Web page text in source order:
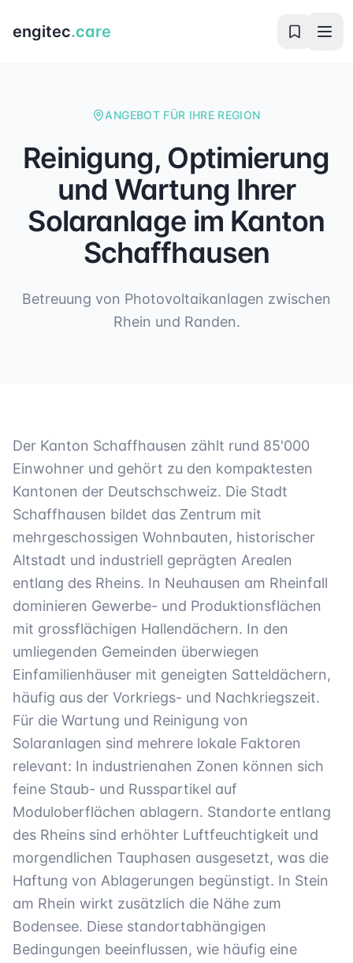
engitec.care
ANGEBOT FÜR IHRE REGION
Reinigung, Optimierung
und Wartung Ihrer
Solaranlage im Kanton
Schaffhausen
Betreuung von Photovoltaikanlagen zwischen
Rhein und Randen.
Der Kanton Schaffhausen zählt rund 85'000
Einwohner und gehört zu den kompaktesten
Kantonen der Deutschschweiz. Die Stadt
Schaffhausen bildet das Zentrum mit
mehrgeschossigen Wohnbauten, historischer
Altstadt und industriell geprägten Arealen
entlang des Rheins. In Neuhausen am Rheinfall
dominieren Gewerbe- und Produktionsflächen
mit grossflächigen Hallendächern. In den
umliegenden Gemeinden überwiegen
Einfamilienhäuser mit geneigten Satteldächern,
häufig aus der Vorkriegs- und Nachkriegszeit.
Für die Wartung und Reinigung von
Solaranlagen sind mehrere lokale Faktoren
relevant: In industrienahen Zonen können sich
feine Staub- und Russpartikel auf
Moduloberflächen ablagern. Standorte entlang
des Rheins sind erhöhter Luftfeuchtigkeit und
morgendlichen Tauphasen ausgesetzt, was die
Haftung von Ablagerungen begünstigt. In Stein
am Rhein wirkt zusätzlich die Nähe zum
Bodensee. Diese standortabhängigen
Bedingungen beeinflussen, wie häufig eine